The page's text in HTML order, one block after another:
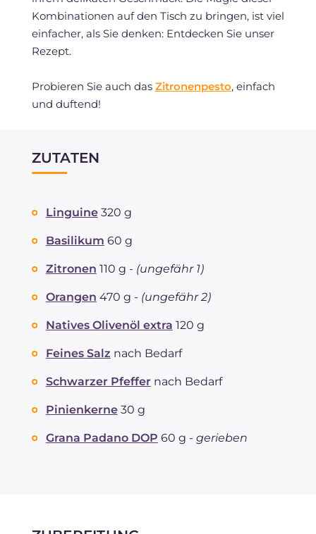
Kombinationen auf den Tisch zu bringen, ist viel
einfacher, als Sie denken: Entdecken Sie unser
Rezept.
Probieren Sie auch das Zitronenpesto, einfach
und duftend!
ZUTATEN
Linguine 320 g
Basilikum 60 g
Zitronen 110 g - (ungefähr 1)
Orangen 470 g - (ungefähr 2)
Natives Olivenöl extra 120 g
Feines Salz nach Bedarf
Schwarzer Pfeffer nach Bedarf
Pinienkerne 30 g
Grana Padano DOP 60 g - gerieben